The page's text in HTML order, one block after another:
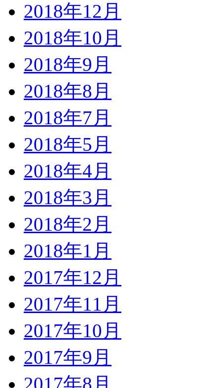
2018年12月
2018年10月
2018年9月
2018年8月
2018年7月
2018年5月
2018年4月
2018年3月
2018年2月
2018年1月
2017年12月
2017年11月
2017年10月
2017年9月